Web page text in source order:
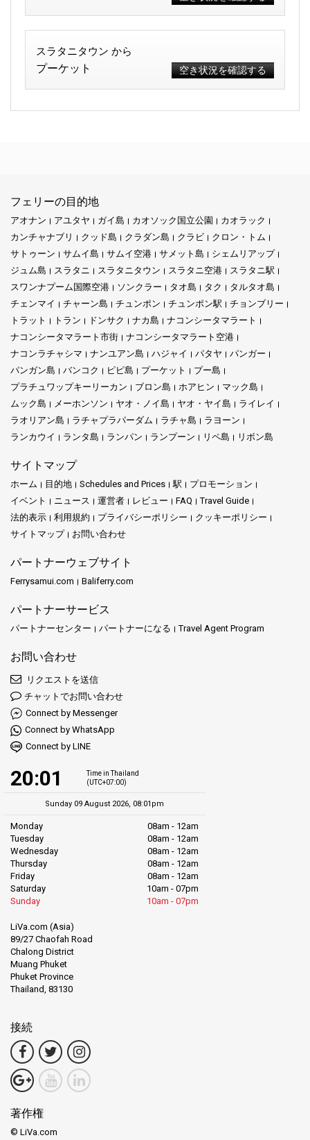
スラタニタウン から
プーケット 空き状況を確認する
フェリーの目的地
アオナン アユタヤ ガイ島 カオソック国立公園
カオラック
カンチャナブリ
クッド島 クラダン島 クラビ
クロン・トム
サトゥーン
サムイ島 サムイ空港 サメット島
シェムリアップ
ジュム島
スラタニ スラタニタウン スラタニ空港
スラタニ駅
スワンナプーム国際空港
ソンクラー タオ島 タク
タルタオ島
チェンマイ
チャーン島 チュンポン チュンポン駅
チョンブリー
トラット
トラン ドンサク ナカ島
ナコンシータマラート
ナコンシータマラート市街
ナコンシータマラート空港
ナコンラチャシマ
ナンユアン島 ハジャイ パタヤ
パンガー
パンガン島
バンコク ピピ島 プーケット
プー島
プラチュワップキーリーカン
ブロン島 ホアヒン
マック島
ムック島
メーホンソン ヤオ・ノイ島 ヤオ・ヤイ島
ライレイ
ラオリアン島
ラチャプラパーダム ラチャ島
ラヨーン
ランカウイ
ランタ島 ランパン ランプーン リペ島 リボン島
サイトマップ
ホーム 目的地 Schedules and Prices 駅
プロモーション
イベント
ニュース 運営者 レビュー FAQ
Travel Guide
法的表示
利用規約 プライバシーポリシー
クッキーポリシー
サイトマップ
お問い合わせ
パートナーウェブサイト
Ferrysamui.com Baliferry.com
パートナーサービス
パートナーセンター パートナーになる Travel Agent Program
お問い合わせ
リクエストを送信
チャットでお問い合わせ
Connect by Messenger
Connect by WhatsApp
Connect by LINE
20:01
Time in Thailand
(UTC+07:00)
Sunday 09 August 2026, 08:01pm
Monday
08am - 12am
Tuesday
08am - 12am
Wednesday
08am - 12am
Thursday
08am - 12am
Friday
08am - 12am
Saturday
10am - 07pm
Sunday
10am - 07pm
LiVa.com (Asia)
89/27 Chaofah Road
Chalong District
Muang Phuket
Phuket Province
Thailand, 83130
接続
著作権
© LiVa.com